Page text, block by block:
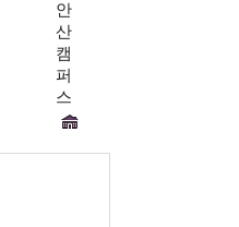
안
산
캠
퍼
스